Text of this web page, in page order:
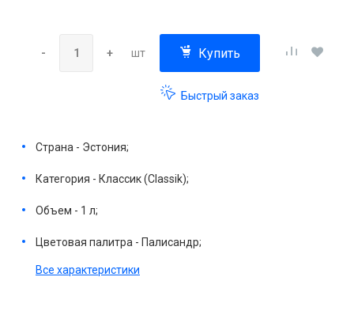
- + шт Купить
Быстрый заказ
Страна - Эстония;
Категория - Классик (Classik);
Объем - 1 л;
Цветовая палитра - Палисандр;
Все характеристики